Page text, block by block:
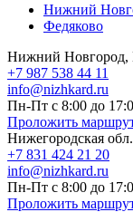
Нижний
Федяково
Нижний Новгород,
+7 987 538 44 11
info@nizhkard.ru
Пн-Пт с 8:00 до
Проложить
Нижегородская
+7 831 424 21 20
info@nizhkard.ru
Пн-Пт с 8:00 до
Проложить